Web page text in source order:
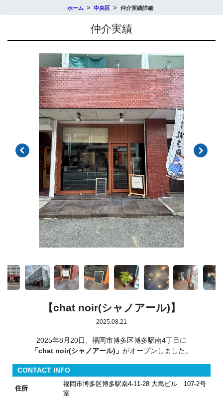
ホーム 中央区 仲介実績詳細
仲介実績
【chat noir(シャノアール)】
2025.08.21
2025年8月20日、福岡市博多区博多駅南4丁目に
「chat noir(シャノアール)」 がオープンしました。
CONTACT INFO
住所
福岡市博多区博多駅南4-11-28 大島ビル 107-2号
室